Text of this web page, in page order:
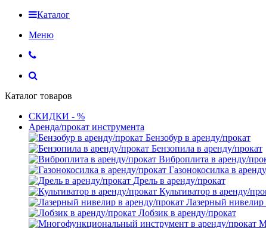
Каталог
Меню
Каталог товаров
СКИДКИ - %
Аренда/прокат инструмента
Бензобур в аренду/прокат
Бензопила в аренду/прокат
Виброплита в аренду/
Газонокосилка в
Дрель в аренду/прокат
Культиватор в аренду/
Лазерный нивелир
Лобзик в аренду/прокат